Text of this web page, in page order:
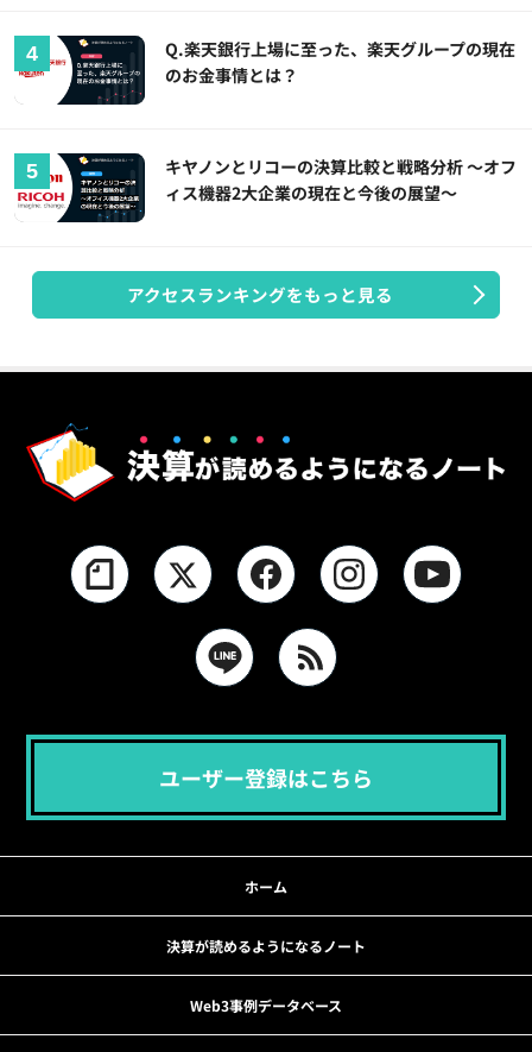
Q.楽天銀行上場に至った、楽天グループの現在
のお金事情とは？
キヤノンとリコーの決算比較と戦略分析 ～オフ
ィス機器2大企業の現在と今後の展望～
アクセスランキングをもっと見る
ユーザー登録はこちら
ホーム
決算が読めるようになるノート
Web3事例データベース